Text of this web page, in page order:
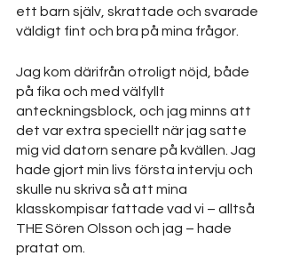
ett barn själv, skrattade och svarade
väldigt fint och bra på mina frågor.
Jag kom därifrån otroligt nöjd, både
på fika och med välfyllt
anteckningsblock, och jag minns att
det var extra speciellt när jag satte
mig vid datorn senare på kvällen. Jag
hade gjort min livs första intervju och
skulle nu skriva så att mina
klasskompisar fattade vad vi – alltså
THE Sören Olsson och jag – hade
pratat om.